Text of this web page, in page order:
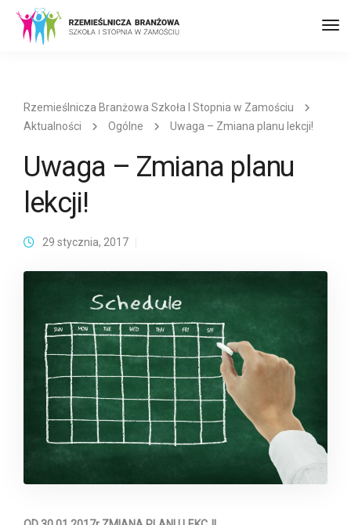
Rzemieślnicza Branżowa Szkoła I Stopnia w Zamościu
Aktualności
Ogólne Uwaga – Zmiana planu lekcji!
Uwaga – Zmiana planu
lekcji!
29 stycznia, 2017